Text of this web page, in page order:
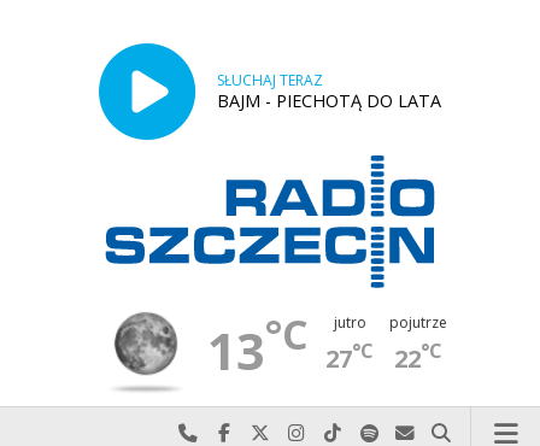
SŁUCHAJ TERAZ
BAJM - PIECHOTĄ DO LATA
13°C jutro
27°C
pojutrze
22°C
Najlepiej po prostu do nas zadzwoń
Odwiedź nas na Facebook-u
Odwiedź nas na X
Odwiedź nas na Instagram-ie
Odwiedź nas na TikTok-u
Szukaj nas na Spotify
Wyślij do nas
Szukaj